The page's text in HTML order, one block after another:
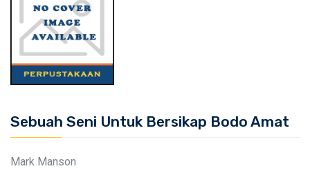
Sebuah Seni Untuk Bersikap Bodo Amat
Mark Manson